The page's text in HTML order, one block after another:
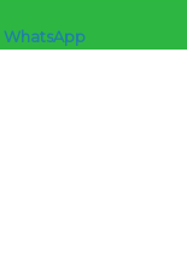
WhatsApp